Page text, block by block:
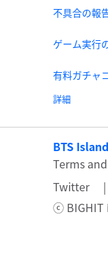
詳細
BTS
Terms
Twitter
ⓒ BIGHIT